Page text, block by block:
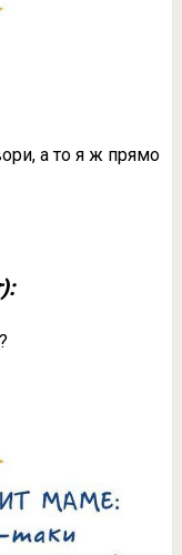
а то я ж прямо